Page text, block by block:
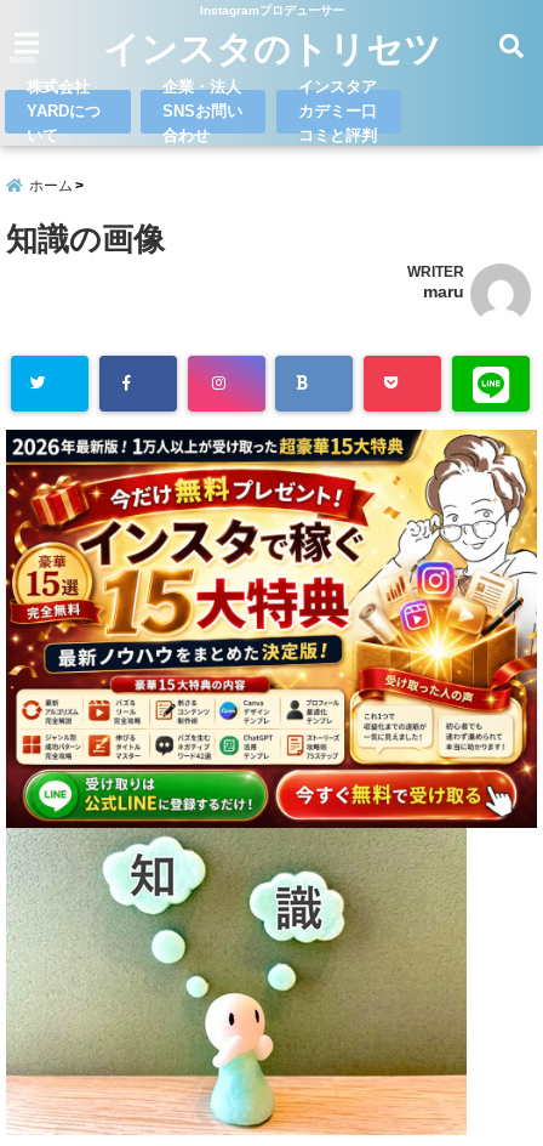
Instagramプロデューサー
インスタのトリセツ
株式会社
YARDにつ
いて
企業・法人
SNSお問い
合わせ
インスタア
カデミー口
コミと評判
ホーム
知識の画像
WRITER
maru